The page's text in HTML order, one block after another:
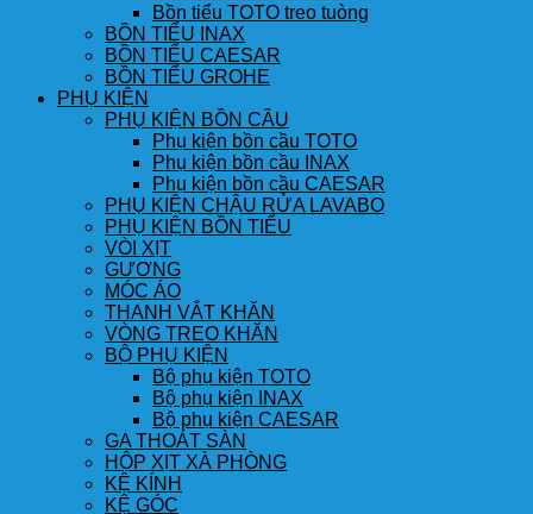
Bồn tiểu TOTO treo tuòng
BỒN TIỂU INAX
BỒN TIỂU CAESAR
BỒN TIỂU GROHE
PHỤ KIỆN
PHỤ KIỆN BỒN CẦU
Phụ kiện bồn cầu TOTO
Phụ kiện bồn cầu INAX
Phụ kiện bồn cầu CAESAR
PHỤ KIỆN CHẬU RỬA LAVABO
PHỤ KIỆN BỒN TIỂU
VÒI XỊT
GƯƠNG
MÓC ÁO
THANH VẮT KHĂN
VÒNG TREO KHĂN
BỘ PHỤ KIỆN
Bộ phụ kiện TOTO
Bộ phụ kiện INAX
Bộ phụ kiện CAESAR
GA THOÁT SÀN
HỘP XỊT XÀ PHÒNG
KỆ KÍNH
KỆ GÓC